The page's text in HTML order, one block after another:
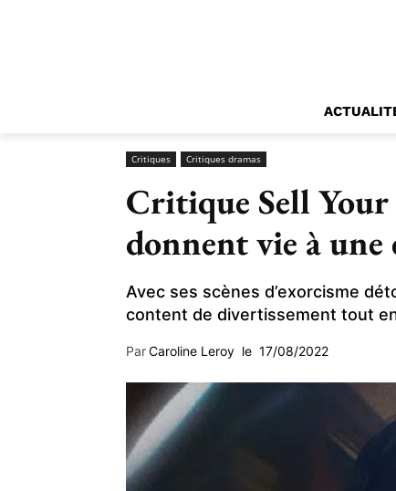
Critiques Critiques dramas
Critique Sell Your
donnent vie à
Avec ses scènes d’exorcisme
content de divertissement tout
ParCaroline Leroy le 17/08/2022